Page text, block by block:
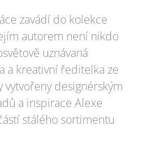
zavádí do kolekce
autorem není nikdo
uznávaná
a kreativní ředitelka ze
designérským
a inspirace Alexe
stálého sortimentu